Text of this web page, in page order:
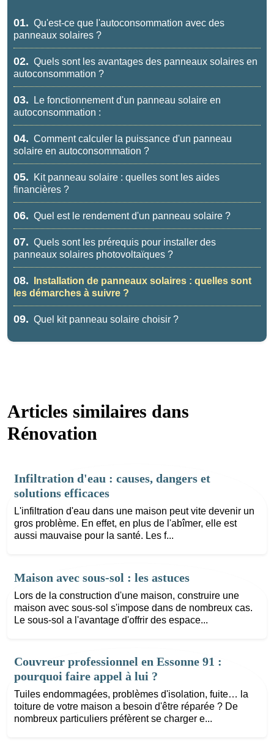
01. Qu'est-ce que l'autoconsommation avec des
panneaux solaires ?
02. Quels sont les avantages des panneaux solaires en
autoconsommation ?
03.
Le fonctionnement d'un panneau solaire en
autoconsommation :
04. Comment calculer la puissance d'un panneau
solaire en autoconsommation ?
05.
Kit panneau solaire : quelles sont les aides
financières ?
06. Quel est le rendement d'un panneau solaire ?
07. Quels sont les prérequis pour installer des
panneaux solaires photovoltaïques ?
08.
Installation de panneaux solaires : quelles sont
les démarches à suivre ?
09. Quel kit panneau solaire choisir ?
Articles similaires dans
Rénovation
Infiltration d'eau : causes, dangers et
solutions efficaces
L'infiltration d'eau dans une maison peut vite devenir un
gros problème. En effet, en plus de l'abîmer, elle est
aussi mauvaise pour la santé. Les f...
Maison avec sous-sol : les astuces
Lors de la construction d'une maison, construire une
maison avec sous-sol s'impose dans de nombreux cas.
Le sous-sol a l'avantage d'offrir des espace...
Couvreur professionnel en Essonne 91 :
pourquoi faire appel à lui ?
Tuiles endommagées, problèmes d'isolation, fuite… la
toiture de votre maison a besoin d'être réparée ? De
nombreux particuliers préfèrent se charger e...